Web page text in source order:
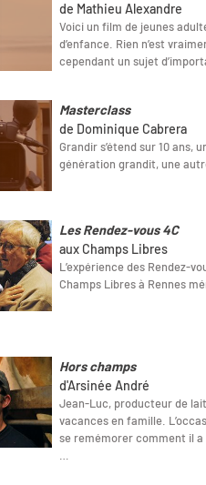
de Mathieu Alexandre
Voici un film de jeunes
d’enfance. Rien n’est
cependant un sujet
Masterclass
de Dominique Cabrera
Grandir s’étend sur 10 ans,
génération grandit, une
Les Rendez-vous 4C
aux Champs Libres
L’expérience des Rendez-
Champs Libres à Rennes
Hors champs
d'Arsinée André
Jean-Luc, producteur de
vacances en famille.
se remémorer comment il